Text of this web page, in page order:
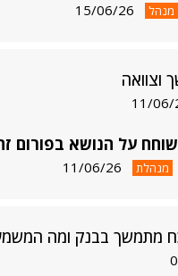
מנהל 15/06/26
וצוואה
11/06/
על הנושא בפורום
מנהלת 11/06/26
מתמשך בבנק ומה